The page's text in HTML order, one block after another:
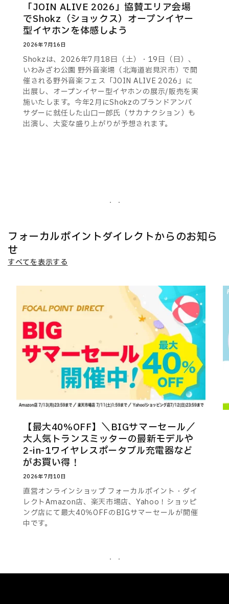
「JOIN ALIVE 2026」協賛エリア会場
でShokz（ショックス）オープンイヤー
型イヤホンを体感しよう
2026年7月16日
Shokzは、2026年7月18日（土）・19日（日）、
いわみざわ公園 野外音楽場（北海道岩見沢市）で開
催される野外音楽フェス「JOIN ALIVE 2026」に
出展し、オープンイヤー型イヤホンの展示/販売を実
施いたします。今年2月にShokzのブランドアンバ
サダーに就任した山口一郎氏（サカナクション）も
出演し、大変な盛り上がりが予想されます。
フォーカルポイントダイレクトからのお知ら
せ
すべてを表示する
【最大40%OFF】＼BIGサマーセール／
大人気トランスミッターの最新モデルや
2-in-1ワイヤレスポータブル充電器など
がお買い得！
2026年7月10日
直営オンラインショップ フォーカルポイント・ダイ
レクトAmazon店、楽天市場店、Yahoo！ショッピ
ング店にて最大40％OFFのBIGサマーセールが開催
中です。